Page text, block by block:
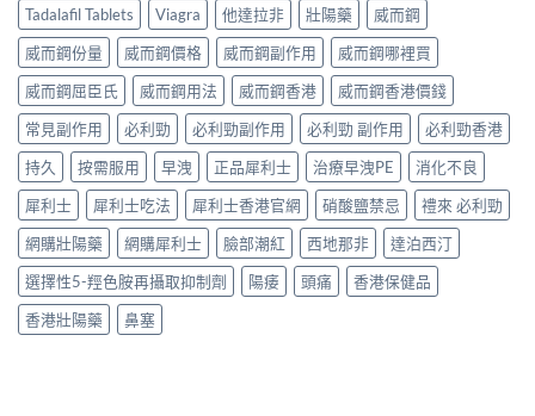
Tadalafil Tablets
Viagra 他達拉非 壯陽藥
威而鋼
威而鋼份量
威而鋼價格 威而鋼副作用
威而鋼哪裡買
威而鋼屈臣氏
威而鋼用法 威而鋼香港
威而鋼香港價錢
常見副作用
必利勁 必利勁副作用 必利勁 副作用
必利勁香港
持久
按需服用 早洩 正品犀利士 治療早洩PE
消化不良
犀利士
犀利士吃法 犀利士香港官網 硝酸鹽禁忌
禮來 必利勁
網購壯陽藥
網購犀利士 臉部潮紅 西地那非
達泊西汀
選擇性5-羥色胺再攝取抑制劑
陽痿 頭痛
香港保健品
香港壯陽藥
鼻塞